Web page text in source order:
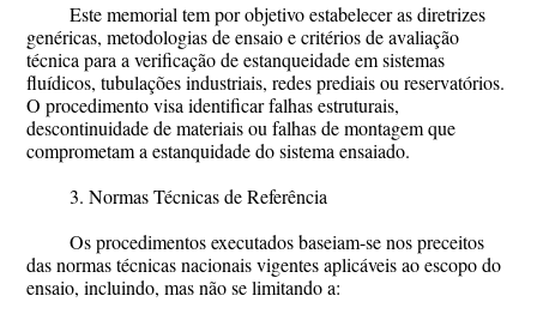
Este memorial tem por objetivo estabelecer as diretrizes
genéricas, metodologias de ensaio e critérios de avaliação
técnica para a verificação de estanqueidade em sistemas
fluídicos, tubulações industriais, redes prediais ou reservatórios.
O procedimento visa identificar falhas estruturais,
descontinuidade de materiais ou falhas de montagem que
comprometam a estanquidade do sistema ensaiado.
3. Normas Técnicas de Referência
Os procedimentos executados baseiam-se nos preceitos
das normas técnicas nacionais vigentes aplicáveis ao escopo do
ensaio, incluindo, mas não se limitando a: